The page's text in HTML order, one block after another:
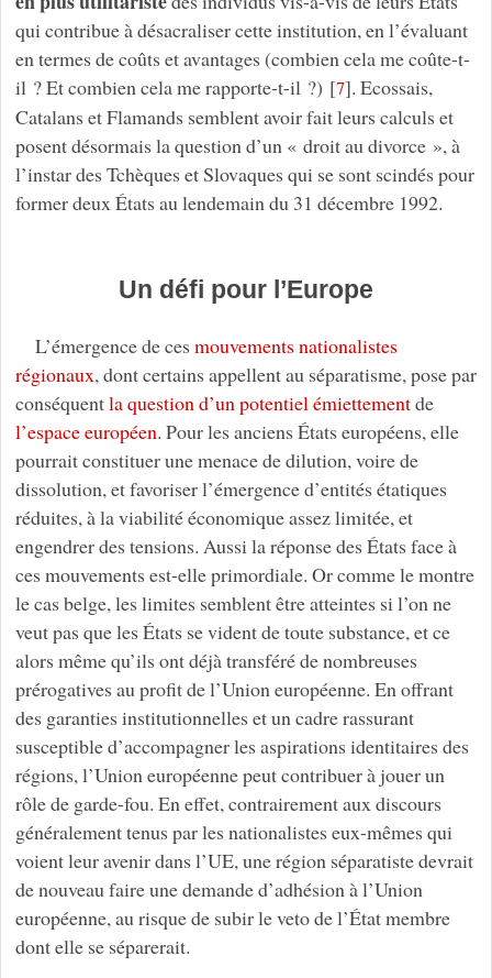
qui contribue à désacraliser cette institution, en l’évaluant
en termes de coûts et avantages (combien cela me coûte-t-
il ? Et combien cela me rapporte-t-il ?) [7]. Ecossais,
Catalans et Flamands semblent avoir fait leurs calculs et
posent désormais la question d’un « droit au divorce », à
l’instar des Tchèques et Slovaques qui se sont scindés pour
former deux États au lendemain du 31 décembre 1992.
Un défi pour l’Europe
L’émergence de ces mouvements nationalistes
régionaux, dont certains appellent au séparatisme, pose par
conséquentla question d’un potentiel émiettementde
l’espace européen. Pour les anciens États européens, elle
pourrait constituer une menace de dilution, voire de
dissolution, et favoriser l’émergence d’entités étatiques
réduites, à la viabilité économique assez limitée, et
engendrer des tensions. Aussi la réponse des États face à
ces mouvements est-elle primordiale. Or comme le montre
le cas belge, les limites semblent être atteintes si l’on ne
veut pas que les États se vident de toute substance, et ce
alors même qu’ils ont déjà transféré de nombreuses
prérogatives au profit de l’Union européenne. En offrant
des garanties institutionnelles et un cadre rassurant
susceptible d’accompagner les aspirations identitaires des
régions, l’Union européenne peut contribuer à jouer un
rôle de garde-fou. En effet, contrairement aux discours
généralement tenus par les nationalistes eux-mêmes qui
voient leur avenir dans l’UE, une région séparatiste devrait
de nouveau faire une demande d’adhésion à l’Union
européenne, au risque de subir le veto de l’État membre
dont elle se séparerait.